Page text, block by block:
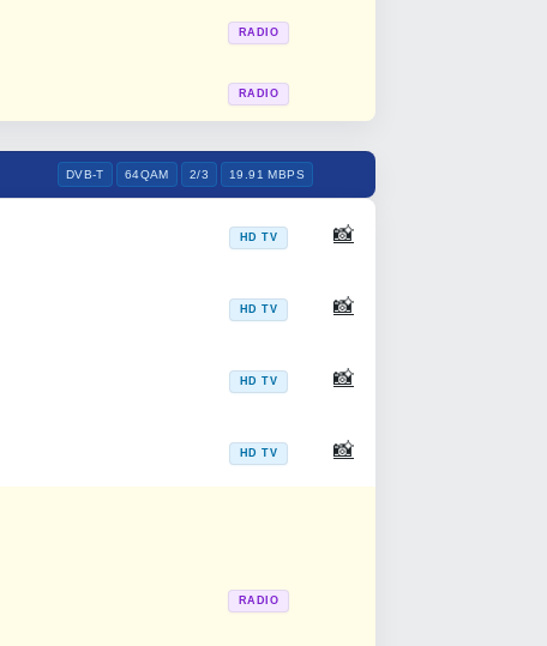
RADIO
RADIO
DVB-T 64QAM 2/3 19.91 MBPS
HD TV 📸
HD TV 📸
HD TV 📸
HD TV 📸
RADIO